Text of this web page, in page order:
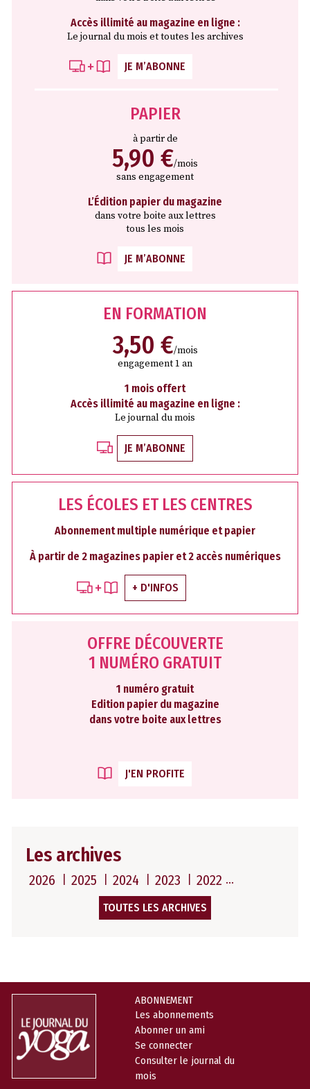
Accès illimité au magazine en ligne :
Le journal du mois et toutes les archives
JE M’ABONNE
PAPIER
à partir de
5,90 €/mois
sans engagement
L’Édition papier du magazine
dans votre boite aux lettres
tous les mois
JE M’ABONNE
EN FORMATION
3,50 €/mois
engagement 1 an
1 mois offert
Accès illimité au magazine en ligne :
Le journal du mois
JE M’ABONNE
LES ÉCOLES ET LES CENTRES
Abonnement multiple numérique et papier
À partir de 2 magazines papier et 2 accès numériques
+ D'INFOS
OFFRE DÉCOUVERTE
1 NUMÉRO GRATUIT
1 numéro gratuit
Edition papier du magazine
dans votre boite aux lettres
J'EN PROFITE
Les archives
2026 2025 2024 2023 2022
TOUTES LES ARCHIVES
ABONNEMENT
Les abonnements
Abonner un ami
Se connecter
Consulter le journal du
mois